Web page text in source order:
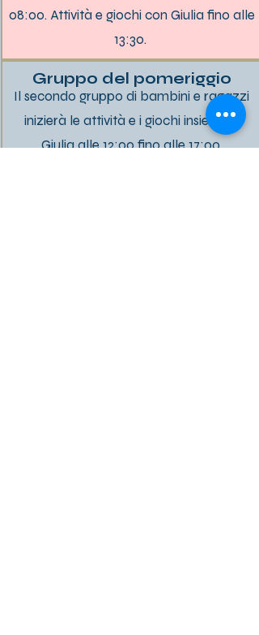
08:00. Attività e giochi con Giulia fino alle
13:30.
Gruppo del pomeriggio
Il secondo gruppo di bambini e ragazzi
inizierà le attività e i giochi insieme a
Giulia alle 12:00 fino alle 17:00.